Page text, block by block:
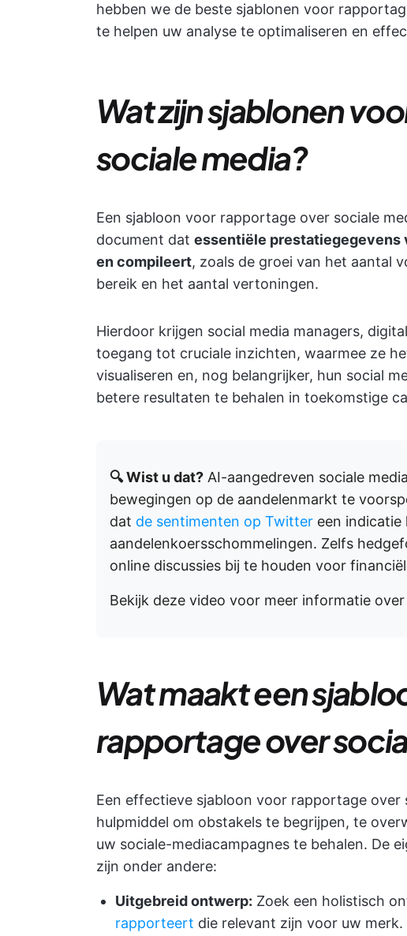
hebben we de beste sjablonen voor
te helpen uw analyse te optimaliseren en
Wat zijn sjablonen
sociale media?
Een sjabloon voor rapportage over sociale
document dat essentiële prestatiegegevens
en compileert, zoals de groei van het aantal
bereik en het aantal vertoningen.
Hierdoor krijgen social media managers,
toegang tot cruciale inzichten, waarmee ze
visualiseren en, nog belangrijker, hun social
betere resultaten te behalen in toekomstige
🔍 Wist u dat? AI-aangedreven sociale
bewegingen op de aandelenmarkt te
dat de sentimenten op Twitter een
aandelenkoersschommelingen. Zelfs
online discussies bij te houden voor
Bekijk deze video voor meer informatie
Wat maakt een
rapportage over
Een effectieve sjabloon voor rapportage over
hulpmiddel om obstakels te begrijpen, te
uw sociale-mediacampagnes te behalen. De
zijn onder andere:
Uitgebreid ontwerp: Zoek een holistisch
rapporteert die relevant zijn voor uw